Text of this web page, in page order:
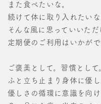
また食べたいな。
続けて体に取り入れたいな
そんな風に思っていいただ
定期便のご利用はいかがで
ご褒美として。習慣として
ふと立ち止まり身体に優
優しさの循環に意識を向け